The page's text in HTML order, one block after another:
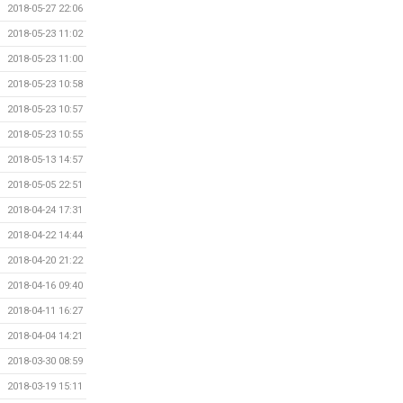
2018-05-27 22:06
2018-05-23 11:02
2018-05-23 11:00
2018-05-23 10:58
2018-05-23 10:57
2018-05-23 10:55
2018-05-13 14:57
2018-05-05 22:51
2018-04-24 17:31
2018-04-22 14:44
2018-04-20 21:22
2018-04-16 09:40
2018-04-11 16:27
2018-04-04 14:21
2018-03-30 08:59
2018-03-19 15:11